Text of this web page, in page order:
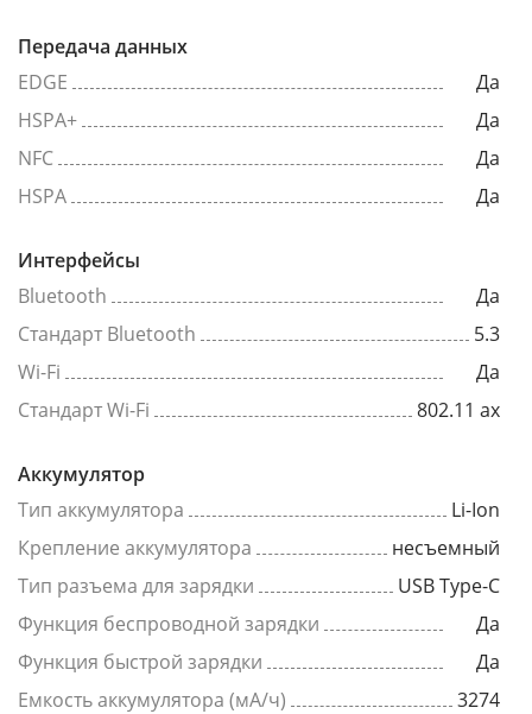
Передача данных
EDGE
Да
HSPA+
Да
NFC
Да
HSPA
Да
Интерфейсы
Bluetooth
Да
Стандарт Bluetooth
5.3
Wi-Fi
Да
Стандарт Wi-Fi
802.11 ax
Аккумулятор
Тип аккумулятора
Li-Ion
Крепление аккумулятора
несъемный
Тип разъема для зарядки
USB Type-C
Функция беспроводной зарядки
Да
Функция быстрой зарядки
Да
Емкость аккумулятора (мА/ч)
3274